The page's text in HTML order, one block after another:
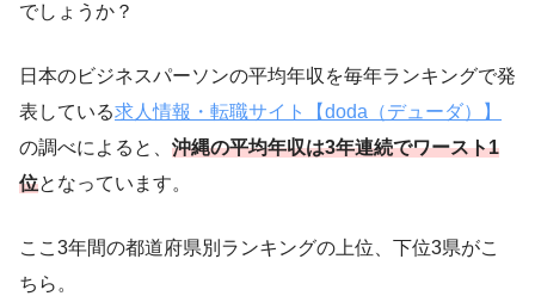
でしょうか？
日本のビジネスパーソンの平均年収を毎年ランキングで発
表している求人情報・転職サイト【doda（デューダ）】
の調べによると、 沖縄の平均年収は3年連続でワースト1
位となっています。
ここ3年間の都道府県別ランキングの上位、下位3県がこ
ちら。